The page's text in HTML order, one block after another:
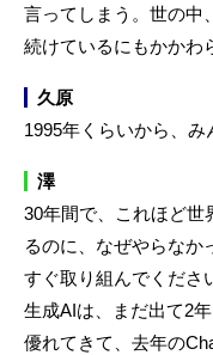
言ってしまう。世の中
続けているにもかかわ
久原
1995年くらいから、み
澤
30年間で、これほど世
るのに、なぜやらな
すぐ取り組んでくださ
生成AIは、まだ出て2
優れてきて、去年の